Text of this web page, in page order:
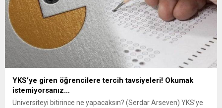
YKS’ye giren öğrencilere tercih tavsiyeleri! Okumak
istemiyorsanız…
Üniversiteyi bitirince ne yapacaksın? (Serdar Arseven) YKS’ye